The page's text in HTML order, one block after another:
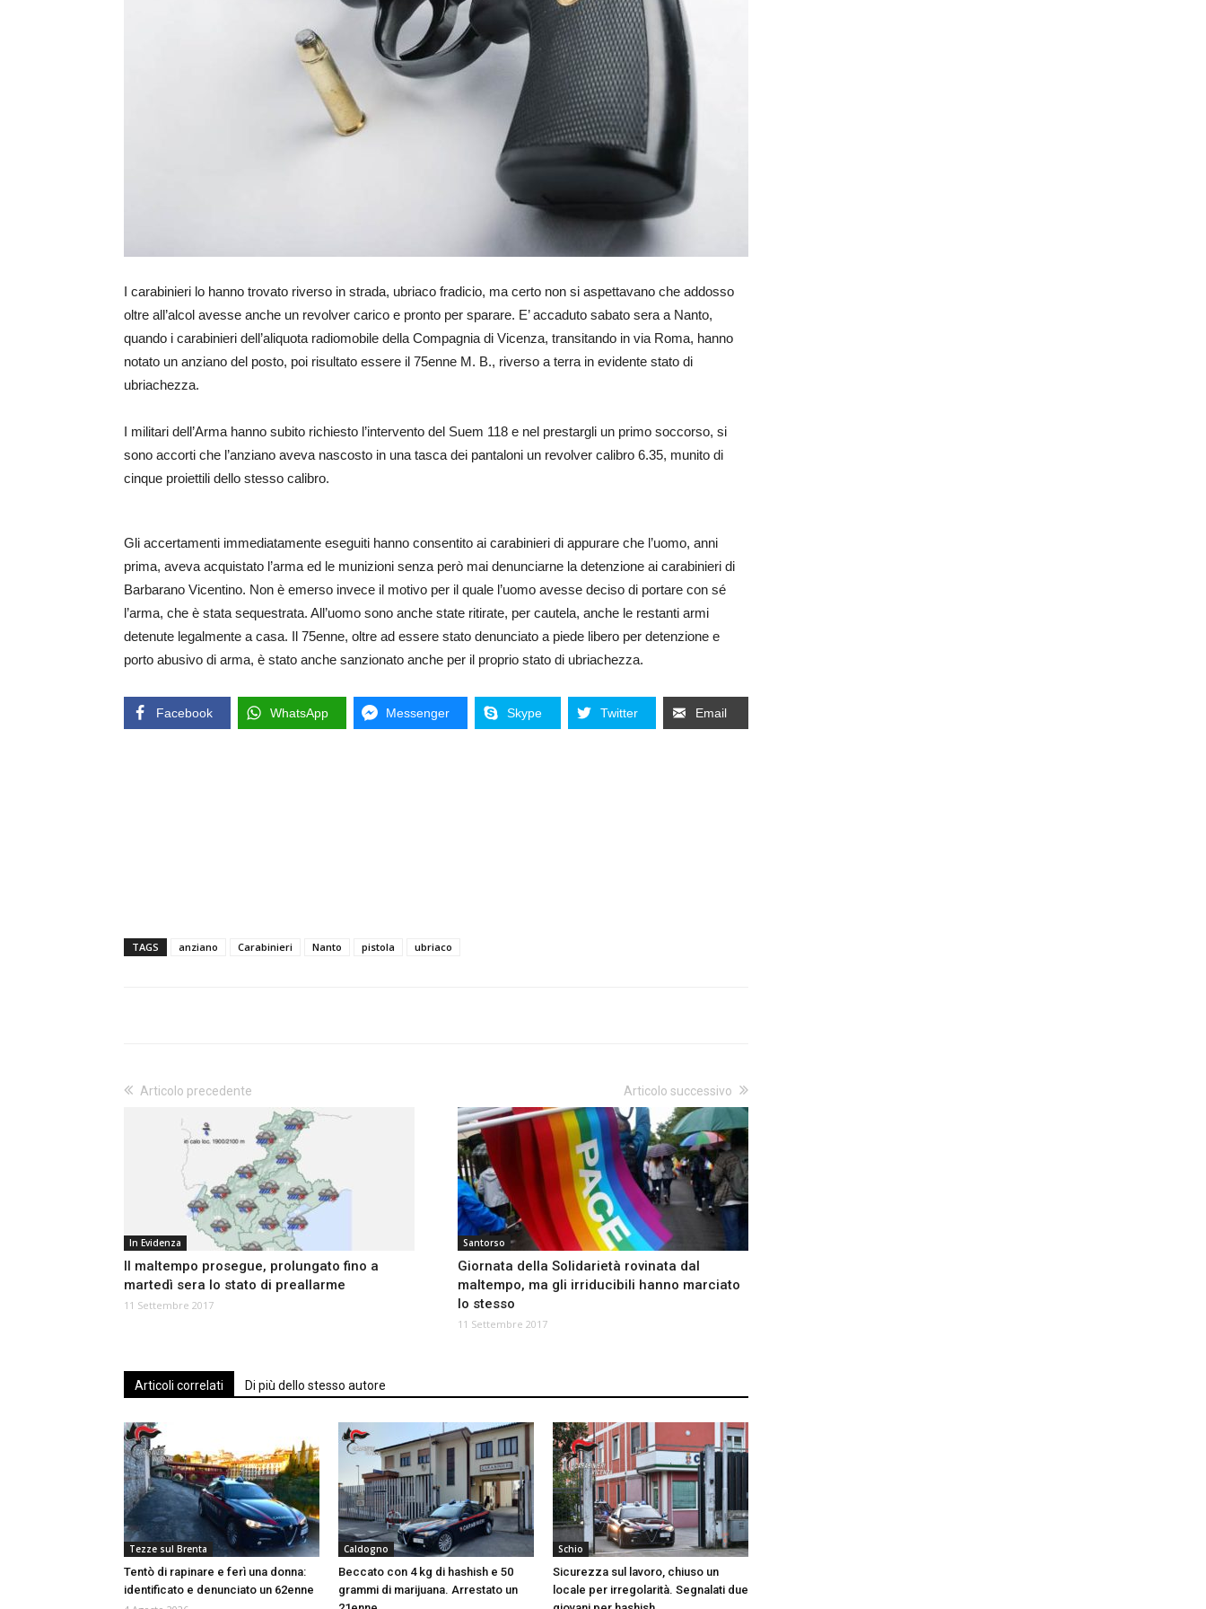
I carabinieri lo hanno trovato riverso in strada, ubriaco fradicio, ma certo non si aspettavano che addosso
oltre all’alcol avesse anche un revolver carico e pronto per sparare. E’ accaduto sabato sera a Nanto,
quando i carabinieri dell’aliquota radiomobile della Compagnia di Vicenza, transitando in via Roma, hanno
notato un anziano del posto, poi risultato essere il 75enne M. B., riverso a terra in evidente stato di
ubriachezza.
I militari dell’Arma hanno subito richiesto l’intervento del Suem 118 e nel prestargli un primo soccorso, si
sono accorti che l’anziano aveva nascosto in una tasca dei pantaloni un revolver calibro 6.35, munito di
cinque proiettili dello stesso calibro.
Gli accertamenti immediatamente eseguiti hanno consentito ai carabinieri di appurare che l’uomo, anni
prima, aveva acquistato l’arma ed le munizioni senza però mai denunciarne la detenzione ai carabinieri di
Barbarano Vicentino. Non è emerso invece il motivo per il quale l’uomo avesse deciso di portare con sé
l’arma, che è stata sequestrata. All’uomo sono anche state ritirate, per cautela, anche le restanti armi
detenute legalmente a casa. Il 75enne, oltre ad essere stato denunciato a piede libero per detenzione e
porto abusivo di arma, è stato anche sanzionato anche per il proprio stato di ubriachezza.
Facebook WhatsApp Messenger Skype Twitter Email
TAGS anziano Carabinieri Nanto pistola ubriaco
Articolo precedente
In Evidenza
Il maltempo prosegue, prolungato fino a
martedì sera lo stato di preallarme
11 Settembre 2017
Articolo successivo
Santorso
Giornata della Solidarietà rovinata dal
maltempo, ma gli irriducibili hanno marciato
lo stesso
11 Settembre 2017
Articoli correlati Di più dello stesso autore
Tezze sul Brenta
Tentò di rapinare e ferì una donna:
identificato e denunciato un 62enne
Caldogno
Beccato con 4 kg di hashish e 50
grammi di marijuana. Arrestato un
Schio
Sicurezza sul lavoro, chiuso un
locale per irregolarità. Segnalati due